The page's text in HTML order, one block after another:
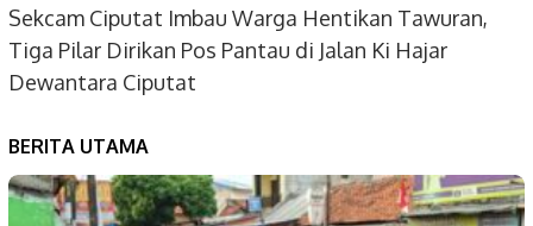
Sekcam Ciputat Imbau Warga Hentikan Tawuran,
Tiga Pilar Dirikan Pos Pantau di Jalan Ki Hajar
Dewantara Ciputat
BERITA UTAMA